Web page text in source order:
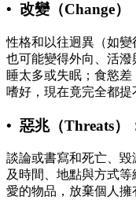
• 改變（Change）
性格和以往迥異（如變
也可能變得外向、活潑
睡太多或失眠；食慾差
嗜好，現在竟完全都提
• 惡兆（Threats）
談論或書寫和死亡、
及時間、地點與方式
愛的物品，放棄個人擁